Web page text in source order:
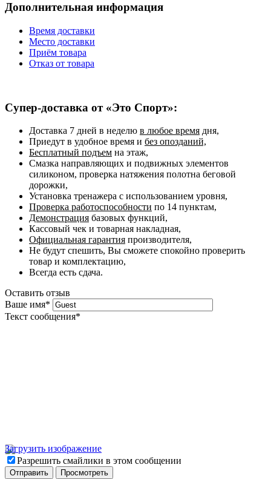
Дополнительная информация
Время доставки
Место доставки
Приём товара
Отказ от товара
Супер-доставка от «Это Спорт»:
Доставка 7 дней в неделю в любое время дня,
Приедут в удобное время и без опозданий,
Бесплатный подъем на этаж,
Смазка направляющих и подвижных элементов
силиконом, проверка натяжения полотна беговой
дорожки,
Установка тренажера с использованием уровня,
Проверка работоспособности по 14 пунктам,
Демонстрация базовых функций,
Кассовый чек и товарная накладная,
Официальная гарантия производителя,
Не будут спешить, Вы сможете спокойно проверить
товар и комплектацию,
Всегда есть сдача.
Оставить отзыв
Ваше имя*
Текст сообщения*
Загрузить изображение
Разрешить смайлики в этом сообщении